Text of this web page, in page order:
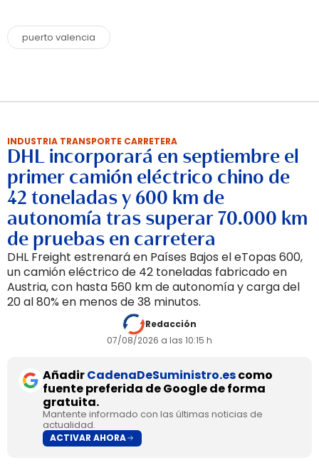
puerto valencia
INDUSTRIA TRANSPORTE CARRETERA
DHL incorporará en septiembre el
primer camión eléctrico chino de
42 toneladas y 600 km de
autonomía tras superar 70.000 km
de pruebas en carretera
DHL Freight estrenará en Países Bajos el eTopas 600,
un camión eléctrico de 42 toneladas fabricado en
Austria, con hasta 560 km de autonomía y carga del
20 al 80% en menos de 38 minutos.
Redacción
07/08/2026 a las 10:15 h
AñadirCadenaDeSuministro.escomo
fuente preferida de Google de forma
gratuita.
Mantente informado con las últimas noticias de
actualidad.
ACTIVAR AHORA